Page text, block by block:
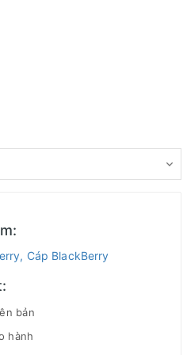
Cáp BlackBerry
bản
hành